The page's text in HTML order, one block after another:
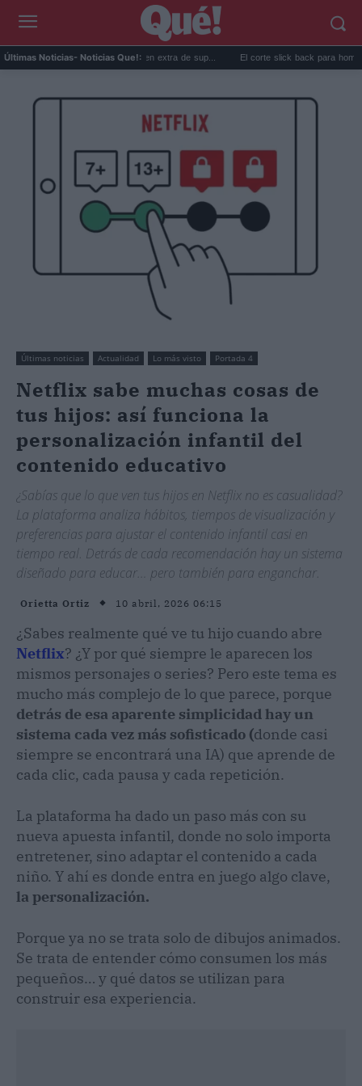
Últimas Noticias- Noticias Que!:
aceites de oliva virgen extra de sup... El corte slick back para hombre: el
Últimas noticias Actualidad Lo más visto Portada 4
Netflix sabe muchas cosas de
tus hijos: así funciona la
personalización infantil del
contenido educativo
¿Sabías que lo que ven tus hijos en Netflix no es casualidad?
La plataforma analiza hábitos, tiempos de visualización y
preferencias para ajustar el contenido infantil casi en
tiempo real. Detrás de cada recomendación hay un sistema
diseñado para educar… pero también para enganchar.
Orietta Ortiz 10 abril, 2026 06:15
¿Sabes realmente qué ve tu hijo cuando abre
Netflix? ¿Y por qué siempre le aparecen los
mismos personajes o series? Pero este tema es
mucho más complejo de lo que parece, porque
detrás de esa aparente simplicidad hay un
sistema cada vez más sofisticado (donde casi
siempre se encontrará una IA) que aprende de
cada clic, cada pausa y cada repetición.
La plataforma ha dado un paso más con su
nueva apuesta infantil, donde no solo importa
entretener, sino adaptar el contenido a cada
niño. Y ahí es donde entra en juego algo clave,
la personalización.
Porque ya no se trata solo de dibujos animados.
Se trata de entender cómo consumen los más
pequeños… y qué datos se utilizan para
construir esa experiencia.